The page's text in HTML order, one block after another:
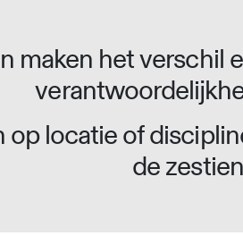
maken het verschil
op locatie of
de